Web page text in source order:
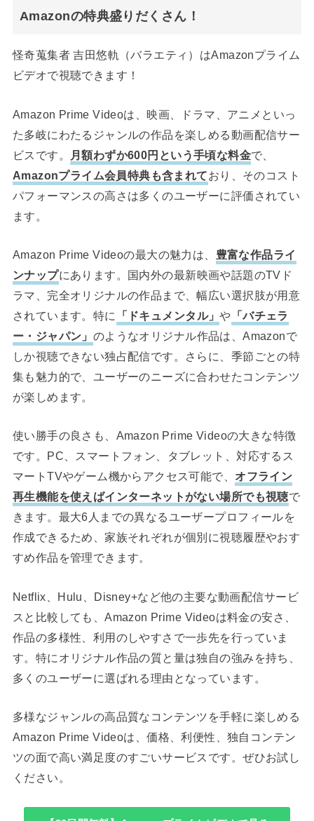
Amazonの特典盛りだくさん！
怪奇蒐集者 吉田悠軌（バラエティ）はAmazonプライム
ビデオで視聴できます！
Amazon Prime Videoは、映画、ドラマ、アニメといっ
た多岐にわたるジャンルの作品を楽しめる動画配信サー
ビスです。
月額わずか600円という手頃な料金で、
Amazonプライム会員特典も含まれており、そのコスト
パフォーマンスの高さは多くのユーザーに評価されてい
ます。
Amazon Prime Videoの最大の魅力は、 豊富な作品ライ
ンナップにあります。国内外の最新映画や話題のTVド
ラマ、完全オリジナルの作品まで、幅広い選択肢が用意
されています。特に
「ドキュメンタル」や 「バチェラ
ー・ジャパン」 のようなオリジナル作品は、Amazonで
しか視聴できない独占配信です。さらに、季節ごとの特
集も魅力的で、ユーザーのニーズに合わせたコンテンツ
が楽しめます。
使い勝手の良さも、Amazon Prime Videoの大きな特徴
です。PC、スマートフォン、タブレット、対応するス
マートTVやゲーム機からアクセス可能で、 オフライン
再生機能を使えばインターネットがない場所でも視聴で
きます。最大6人までの異なるユーザープロフィールを
作成できるため、家族それぞれが個別に視聴履歴やおす
すめ作品を管理できます。
Netflix、Hulu、Disney+など他の主要な動画配信サービ
スと比較しても、Amazon Prime Videoは料金の安さ、
作品の多様性、利用のしやすさで一歩先を行っていま
す。特にオリジナル作品の質と量は独自の強みを持ち、
多くのユーザーに選ばれる理由となっています。
多様なジャンルの高品質なコンテンツを手軽に楽しめる
Amazon Prime Videoは、価格、利便性、独自コンテン
ツの面で高い満足度のすごいサービスです。ぜひお試し
ください。